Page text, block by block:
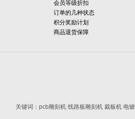
会员等级折扣
订单的几种状态
积分奖励计划
商品退货保障
关键词：pcb雕刻机 线路板雕刻机 裁板机 电